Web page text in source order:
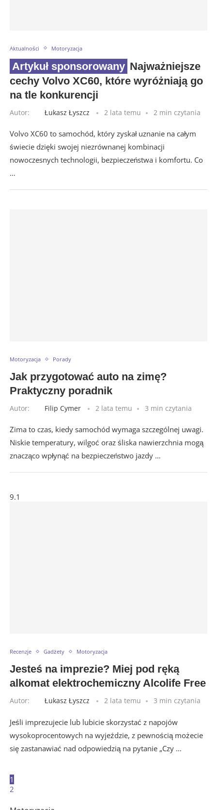
Aktualności Motoryzacja
Najważniejsze
cechy Volvo XC60, które wyróżniają go
na tle konkurencji
Autor: Łukasz Łyszcz 2 lata temu 2 min czytania
Volvo XC60 to samochód, który zyskał uznanie na całym
świecie dzięki swojej niezrównanej kombinacji
nowoczesnych technologii, bezpieczeństwa i komfortu. Co
…
Motoryzacja Porady
Jak przygotować auto na zimę?
Praktyczny poradnik
Autor: Filip Cymer 2 lata temu 3 min czytania
Zima to czas, kiedy samochód wymaga szczególnej uwagi.
Niskie temperatury, wilgoć oraz śliska nawierzchnia mogą
znacząco wpłynąć na bezpieczeństwo jazdy …
9.1
Recenzje Gadżety Motoryzacja
Jesteś na imprezie? Miej pod ręką
alkomat elektrochemiczny Alcolife Free
Autor: Łukasz Łyszcz 2 lata temu 3 min czytania
Jeśli imprezujecie lub lubicie skorzystać z napojów
wysokoprocentowych na wyjeździe, z pewnością możecie
się zastanawiać nad odpowiedzią na pytanie „Czy …
1
2